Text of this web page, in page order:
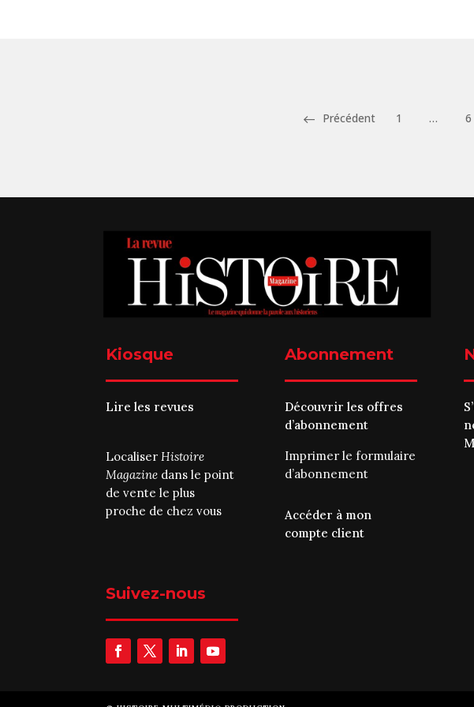
Précédent 1 … 6
Kiosque
Lire les revues
Localiser Histoire
Magazine dans le point
de vente le plus
proche de chez vous
Abonnement
Découvrir les offres
d’abonnement
Imprimer leformulaire
d’abonnement
Accéder à mon
compte client
Suivez-nous